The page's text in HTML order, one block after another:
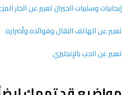
إيجابيات وسلبيات الجيران تعبير عن الجار
تعبير عن الهاتف النقال وفوائده وأضراره
تعبير عن الحب بالإنجليزي